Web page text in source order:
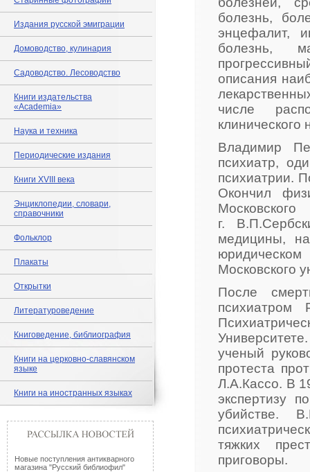
Издания русской эмиграции
Домоводство, кулинария
Садоводство. Лесоводство
Книги издательства
«Academia»
Наука и техника
Периодические издания
Книги XVIII века
Энциклопедии, словари,
справочники
Фольклор
Плакаты
Открытки
Литературоведение
Книговедение, библиография
Книги на церковно-славянском
языке
Книги на иностранных языках
Новые поступления антикварного
магазина "Русский библиофил"
болезнь,
энцефалит,
болезнь,
описания
числе
Владимир
психиатр,
психиатрии.
Окончил
г.
медицины,
Московского
После
психиатром
ученый
протеста
Л.А.Кассо. В
экспертизу
убийстве.
тяжких
приговоры.